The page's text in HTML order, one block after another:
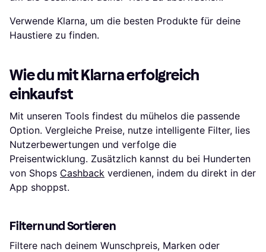
Verwende Klarna, um die besten Produkte für deine
Haustiere zu finden.
Wie du mit Klarna erfolgreich
einkaufst
Mit unseren Tools findest du mühelos die passende
Option. Vergleiche Preise, nutze intelligente Filter, lies
Nutzerbewertungen und verfolge die
Preisentwicklung. Zusätzlich kannst du bei Hunderten
von Shops Cashback verdienen, indem du direkt in der
App shoppst.
Filtern und Sortieren
Filtere nach deinem Wunschpreis, Marken oder